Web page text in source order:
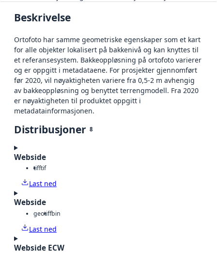
Beskrivelse
Ortofoto har samme geometriske egenskaper som et kart
for alle objekter lokalisert på bakkenivå og kan knyttes til
et referansesystem. Bakkeoppløsning på ortofoto varierer
og er oppgitt i metadataene. For prosjekter gjennomført
før 2020, vil nøyaktigheten variere fra 0,5-2 m avhengig
av bakkeoppløsning og benyttet terrengmodell. Fra 2020
er nøyaktigheten til produktet oppgitt i
metadatainformasjonen.
Distribusjoner 8
Webside
tifftif
Last ned
Webside
geotiffbin
Last ned
Webside ECW